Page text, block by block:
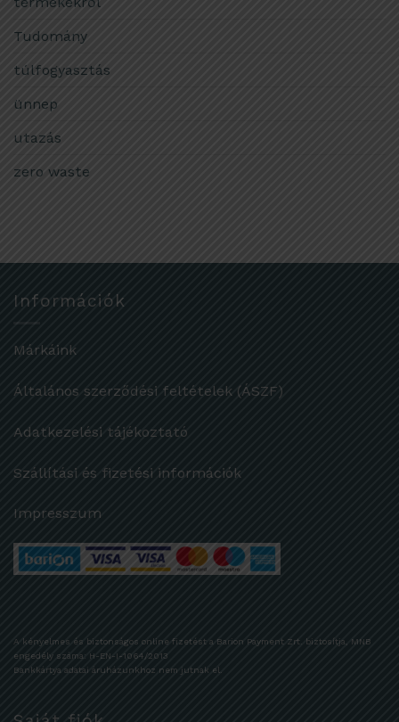
Tudomány
túlfogyasztás
ünnep
utazás
zero waste
Információk
Márkáink
Általános szerződési feltételek (ÁSZF)
Adatkezelési tájékoztató
Szállítási és fizetési információk
Impresszum
A kényelmes és biztonságos online fizetést a Barion Payment Zrt. biztosítja, MNB
engedély száma: H-EN-I-1064/2013
Bankkártya adatai áruházunkhoz nem jutnak el.